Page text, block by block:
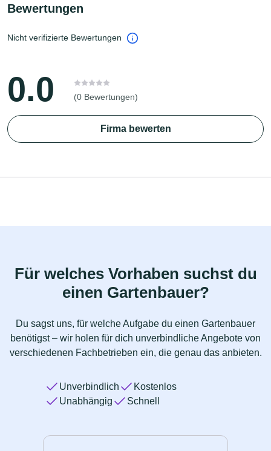
Bewertungen
Nicht verifizierte Bewertungen
0.0 (0 Bewertungen)
Firma bewerten
Für welches Vorhaben suchst du
einen Gartenbauer?
Du sagst uns, für welche Aufgabe du einen Gartenbauer
benötigst – wir holen für dich unverbindliche Angebote von
verschiedenen Fachbetrieben ein, die genau das anbieten.
Unverbindlich
Kostenlos
Unabhängig
Schnell